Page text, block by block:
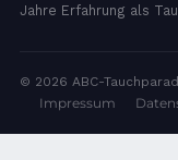
Jahre Erfahrung als
© 2026 ABC-
Impressum